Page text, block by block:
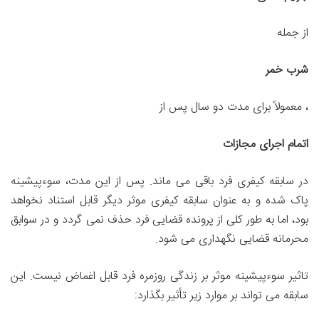
از جمله
شرب خمر
، معمولاً برای مدت دو سال پس از
اتمام اجرای مجازات
در سابقه کیفری فرد باقی می ماند. پس از این مدت، سوءپیشینه
پاک شده و به عنوان سابقه کیفری موثر دیگر قابل استناد نخواهد
بود، اما به طور کلی از پرونده قضایی فرد حذف نمی گردد و در سوابق
محرمانه قضایی نگهداری می شود.
تاثیر سوءپیشینه موثر بر زندگی روزمره فرد قابل اغماض نیست. این
سابقه می تواند بر موارد زیر تأثیر بگذارد: